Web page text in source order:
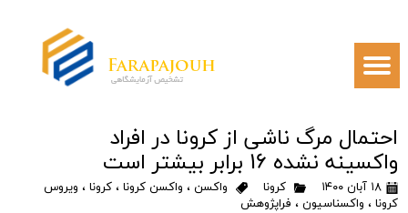
احتمال مرگ ناشی از کرونا در افراد
واکسینه نشده 16 برابر بیشتر است
۱۸ آبان ۱۴۰۰ کرونا واکسن ، واکسن کرونا ،کرونا ، ویروس
کرونا ، واکسناسیون ، فراپژوهش